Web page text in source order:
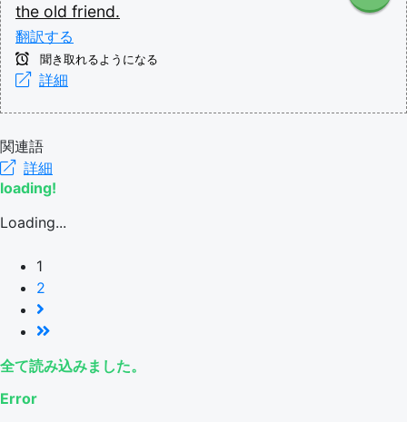
the old friend.
翻訳する
聞き取れるようになる
詳細
関連語
詳細
loading!
Loading...
1
2
全て読み込みました。
Error